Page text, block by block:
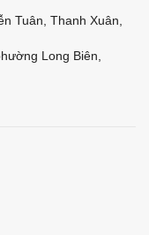
Tuân, Thanh Xuân,
Long Biên,